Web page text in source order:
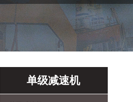
单级减速机